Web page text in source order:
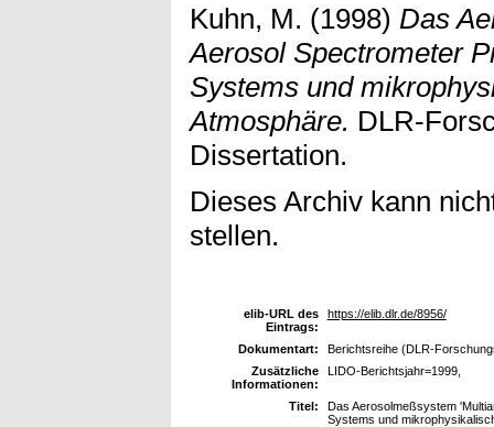
Kuhn, M. (1998) Das
Aerosol Spectrometer
Systems und
Atmosphäre. DLR-
Dissertation.
Dieses Archiv kann
stellen.
elib-URL des
Eintrags:
https://elib.dlr.de/8956/
Dokumentart:
Berichtsreihe (DLR-
Zusätzliche
Informationen:
LIDO-Berichtsjahr=1999,
Titel:
Das Aerosolmeßsystem
Systems und